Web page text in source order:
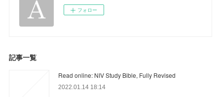
フォロー
記事一覧
Read online: NIV Study Bible, Fully Revised
2022.01.14 18:14